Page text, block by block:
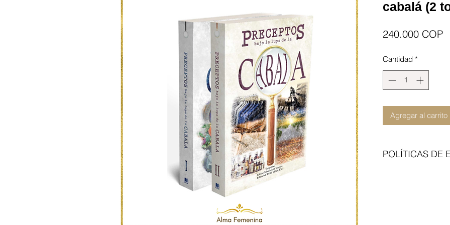
cabalá (2
240.000 COP
Cantidad *
Agregar al carrito
POLÍTICAS DE